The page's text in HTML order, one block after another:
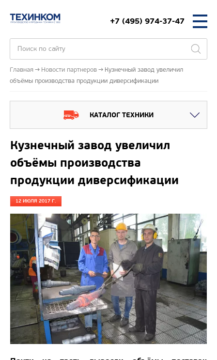
+7 (495) 974-37-47
Главная Новости партнеров
Кузнечный завод увеличил
объёмы производства продукции диверсификации
КАТАЛОГ ТЕХНИКИ
Кузнечный завод увеличил
объёмы производства
продукции диверсификации
12 ИЮЛЯ 2017 Г.